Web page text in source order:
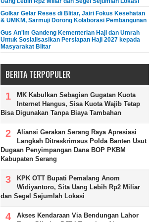
Golkar Gelar Reses di Blitar, Jairi Fokus Kesehatan
& UMKM, Sarmuji Dorong Kolaborasi Pembangunan
Gus An'im Gandeng Kementerian Haji dan Umrah
Untuk Sosialisasikan Persiapan Haji 2027 kepada
Masyarakat Blitar
BERITA TERPOPULER
MK Kabulkan Sebagian Gugatan Kuota
Internet Hangus, Sisa Kuota Wajib Tetap
Bisa Digunakan Tanpa Biaya Tambahan
Aliansi Gerakan Serang Raya Apresiasi
Langkah Ditreskrimsus Polda Banten Usut
Dugaan Penyimpangan Dana BOP PKBM
Kabupaten Serang
KPK OTT Bupati Pemalang Anom
Widiyantoro, Sita Uang Lebih Rp2 Miliar
dan Segel Sejumlah Lokasi
Akses Kendaraan Via Bendungan Lahor